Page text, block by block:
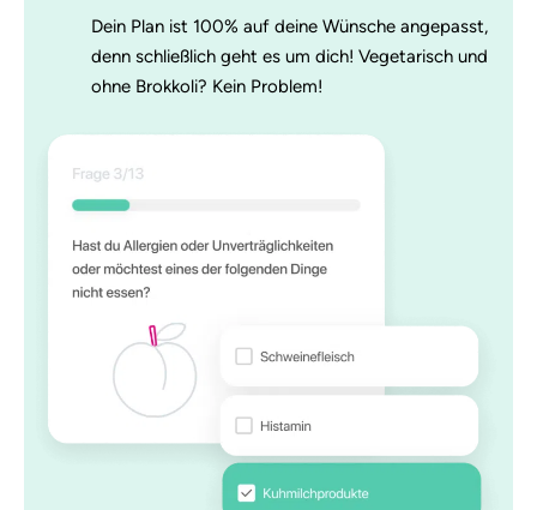
Dein Plan ist 100% auf deine Wünsche angepasst,
denn schließlich geht es um dich! Vegetarisch und
ohne Brokkoli? Kein Problem!